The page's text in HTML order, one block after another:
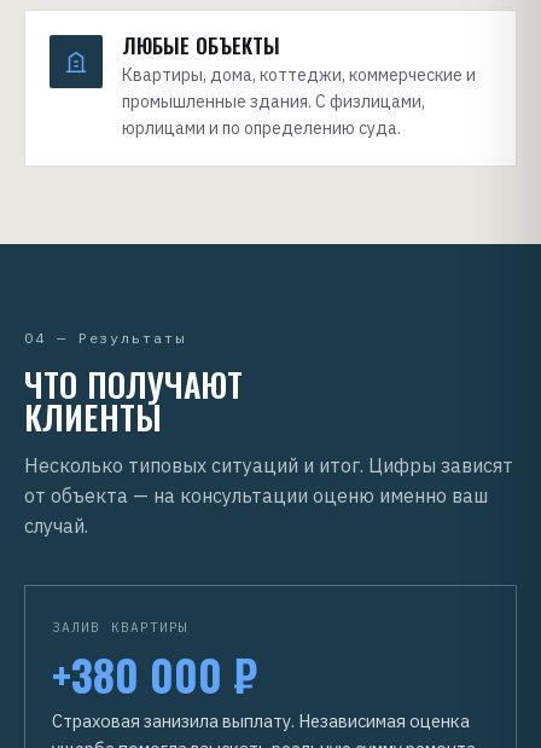
ЛЮБЫЕ ОБЪЕКТЫ
Квартиры, дома, коттеджи, коммерческие и
промышленные здания. С физлицами,
юрлицами и по определению суда.
04 — Результаты
ЧТО ПОЛУЧАЮТ
КЛИЕНТЫ
Несколько типовых ситуаций и итог. Цифры зависят
от объекта — на консультации оценю именно ваш
случай.
ЗАЛИВ КВАРТИРЫ
+380 000 ₽
Страховая занизила выплату. Независимая оценка